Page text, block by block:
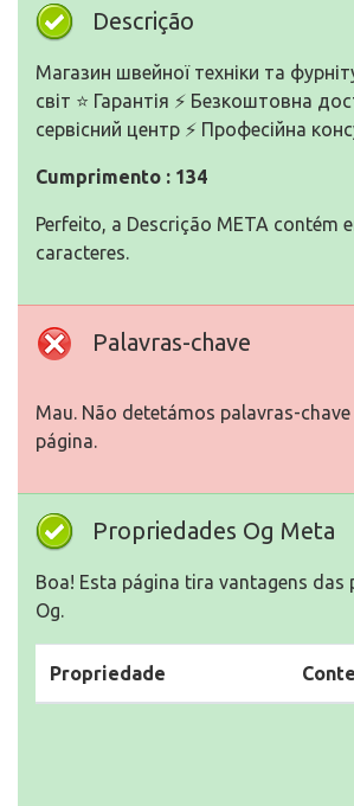
Descrição
Магазин швейної техніки та
світ ⭐ Гарантія ⚡️ Безкоштовна
сервісний центр ⚡️ Професійна
Cumprimento : 134
Perfeito, a Descrição META contém
caracteres.
Palavras-chave
Mau. Não detetámos palavras-chave
página.
Propriedades Og Meta
Boa! Esta página tira vantagens das
Og.
Propriedade